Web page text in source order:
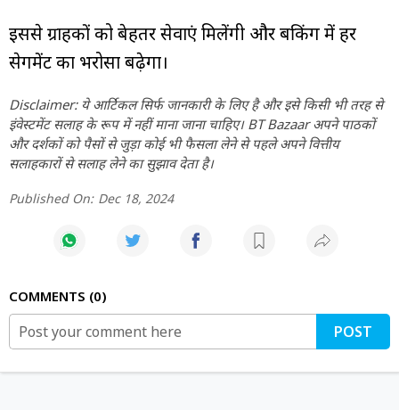
इससे ग्राहकों को बेहतर सेवाएं मिलेंगी और बैंकिंग में हर
सेगमेंट का भरोसा बढ़ेगा।
Disclaimer: ये आर्टिकल सिर्फ जानकारी के लिए है और इसे किसी भी तरह से
इंवेस्टमेंट सलाह के रूप में नहीं माना जाना चाहिए। BT Bazaar अपने पाठकों
और दर्शकों को पैसों से जुड़ा कोई भी फैसला लेने से पहले अपने वित्तीय
सलाहकारों से सलाह लेने का सुझाव देता है।
Published On: Dec 18, 2024
COMMENTS 0
POST